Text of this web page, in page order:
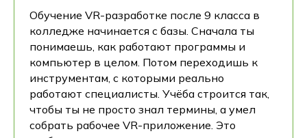
Обучение VR-разработке после 9 класса в
колледже начинается с базы. Сначала ты
понимаешь, как работают программы и
компьютер в целом. Потом переходишь к
инструментам, с которыми реально
работают специалисты. Учёба строится так,
чтобы ты не просто знал термины, а умел
собрать рабочее VR-приложение. Это